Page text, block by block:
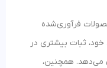
فرآوری‌شده
ثبات بیشتری در
می‌دهد. همچنین،